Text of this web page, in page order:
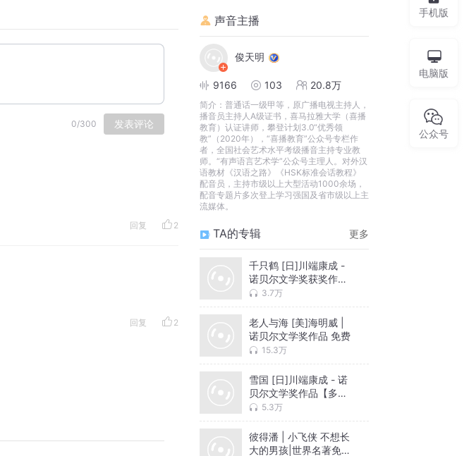
0/300 发表评论
回复 2
回复 2
声音主播
俊天明
9166 103 20.8万
简介： 普通话一级甲等，原广播电视主持人，
播音员主持人A级证书，喜马拉雅大学（喜播
教育）认证讲师，攀登计划3.0“优秀领
教”（2020年），“喜播教育”公众号专栏作
者，全国社会艺术水平考级播音主持专业教
师。“有声语言艺术学”公众号主理人。对外汉
语教材《汉语之路》《HSK标准会话教程》
配音员，主持市级以上大型活动1000余场，
配音专题片多次登上学习强国及省市级以上主
流媒体。
TA的专辑 更多
千只鹤 [日]川端康成 -
诺贝尔文学奖获奖作品
【多人有声剧】影视原
3.7万
老人与海 [美]海明威 |
诺贝尔文学奖作品 免费
15.3万
雪国 [日]川端康成 - 诺
贝尔文学奖作品【多人
有声剧】同名电影原著
5.3万
彼得潘 | 小飞侠 不想长
大的男孩|世界名著免费
手机版
电脑版
公众号